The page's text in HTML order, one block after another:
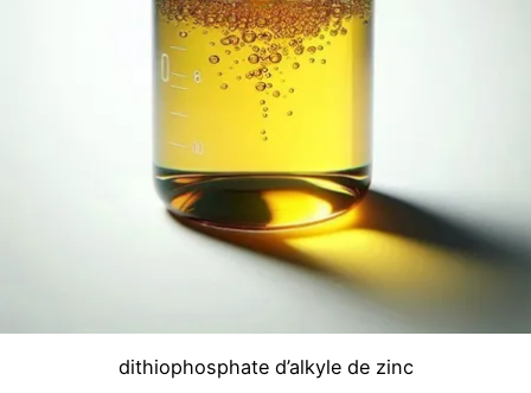
dithiophosphate d’alkyle de zinc